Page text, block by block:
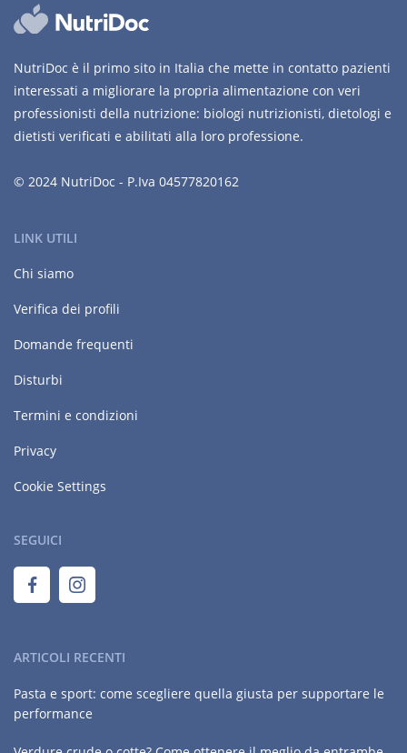
NutriDoc è il primo sito in Italia che mette in contatto pazienti
interessati a migliorare la propria alimentazione con veri
professionisti della nutrizione: biologi nutrizionisti, dietologi e
dietisti verificati e abilitati alla loro professione.
© 2024 NutriDoc - P.Iva 04577820162
LINK UTILI
Chi siamo
Verifica dei profili
Domande frequenti
Disturbi
Termini e condizioni
Privacy
Cookie Settings
SEGUICI
ARTICOLI RECENTI
Pasta e sport: come scegliere quella giusta per supportare le
performance